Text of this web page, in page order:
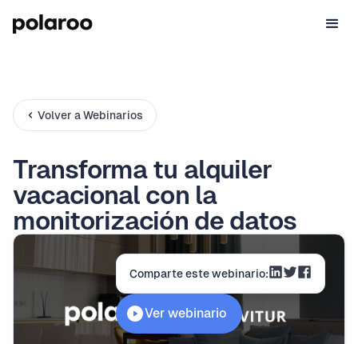
Volver a Webinarios
Transforma tu alquiler
vacacional con la
monitorización de datos
Comparte este webinario:
Ver webinario